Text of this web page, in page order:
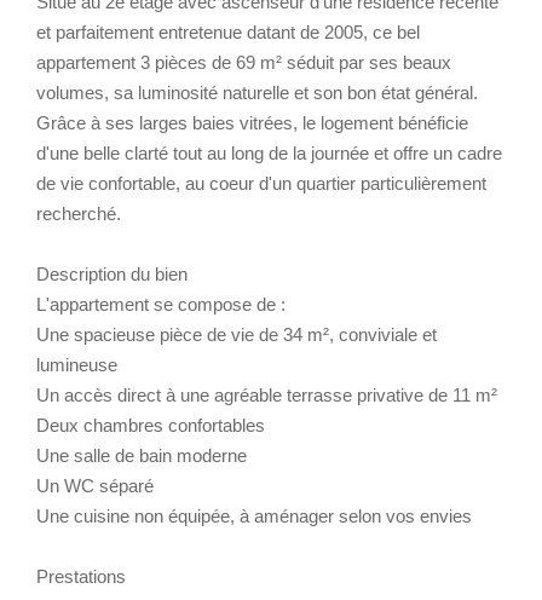
et parfaitement entretenue datant de 2005, ce bel
appartement 3 pièces de 69 m² séduit par ses beaux
volumes, sa luminosité naturelle et son bon état général.
Grâce à ses larges baies vitrées, le logement bénéficie
d'une belle clarté tout au long de la journée et offre un cadre
de vie confortable, au coeur d'un quartier particulièrement
recherché.
Description du bien
L'appartement se compose de :
Une spacieuse pièce de vie de 34 m², conviviale et
lumineuse
Un accès direct à une agréable terrasse privative de 11 m²
Deux chambres confortables
Une salle de bain moderne
Un WC séparé
Une cuisine non équipée, à aménager selon vos envies
Prestations